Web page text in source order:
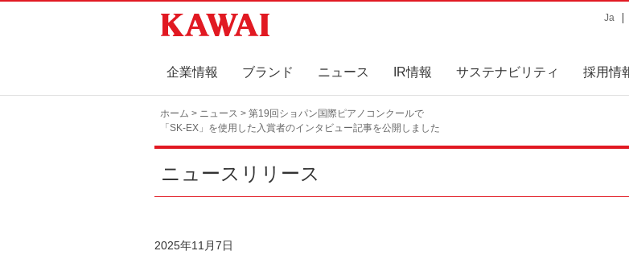
Ja
企業情報 ブランド ニュース IR情報 サステナビリティ 採用情
ホーム > ニュース > 第19回ショパン国際ピアノコンクールで
「SK-EX」を使用した入賞者のインタビュー記事を公開しました
ニュースリリース
2025年11月7日